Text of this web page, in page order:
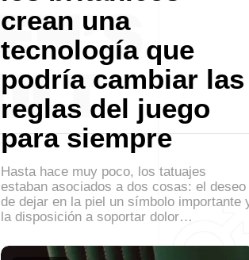
crean una
tecnología que
podría cambiar las
reglas del juego
para siempre
Hasta hace muy poco, los tatuajes
estaban asociados a dos cosas: el deseo
de dejar en la piel un símbolo importante
la disposición a soportar dolor…